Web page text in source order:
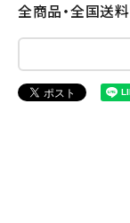
全商品・全国送